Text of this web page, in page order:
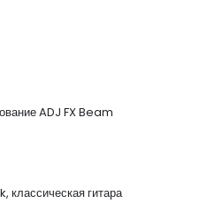
ADJ FX Beam
классическая гитара